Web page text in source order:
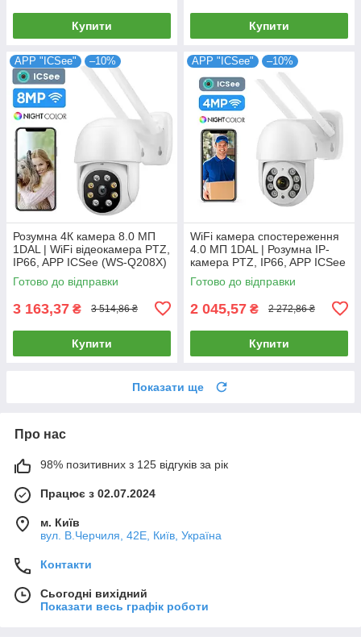
Купити Купити
APP "ICSee" –10%
Розумна 4К камера 8.0 МП
1DAL | WiFi відеокамера PTZ,
IP66, APP ICSee (WS-Q208X)
Готово до відправки
3 163,37 ₴ 3 514,86 ₴
Купити
APP "ICSee" –10%
WiFi камера спостереження
4.0 МП 1DAL | Розумна IP-
камера PTZ, IP66, APP ICSee
(WS-Q204B)
Готово до відправки
2 045,57 ₴ 2 272,86 ₴
Купити
Показати ще
Про нас
98% позитивних з 125 відгуків за рік
Працює з 02.07.2024
м. Київ
вул. В.Черчиля, 42Е, Київ, Україна
Контакти
Сьогодні вихідний
Показати весь графік роботи